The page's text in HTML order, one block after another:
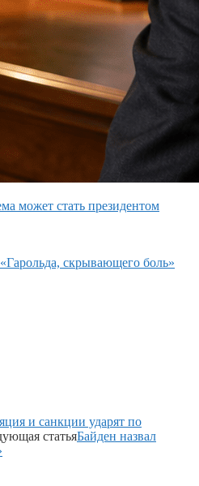
может стать президентом
скрывающего боль»
и санкции ударят по
статьяБайден назвал